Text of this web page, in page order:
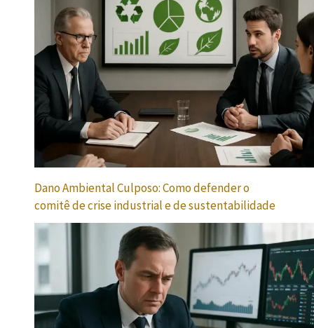
Dano Ambiental Culposo: Como defender o
comitê de crise industrial e de sustentabilidade